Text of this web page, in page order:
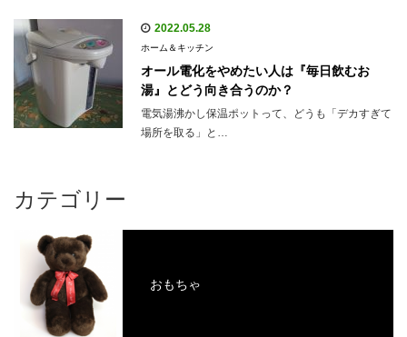
2022.05.28
ホーム＆キッチン
オール電化をやめたい人は『毎日飲むお
湯』とどう向き合うのか？
電気湯沸かし保温ポットって、どうも「デカすぎて
場所を取る」と…
カテゴリー
おもちゃ